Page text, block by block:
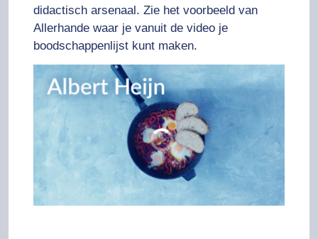
didactisch arsenaal. Zie het voorbeeld van
Allerhande waar je vanuit de video je
boodschappenlijst kunt maken.